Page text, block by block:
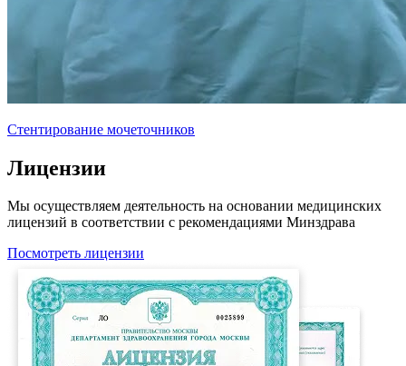
Стентирование мочеточников
Лицензии
Мы осуществляем деятельность на основании медицинских
лицензий в соответствии с рекомендациями Минздрава
Посмотреть лицензии